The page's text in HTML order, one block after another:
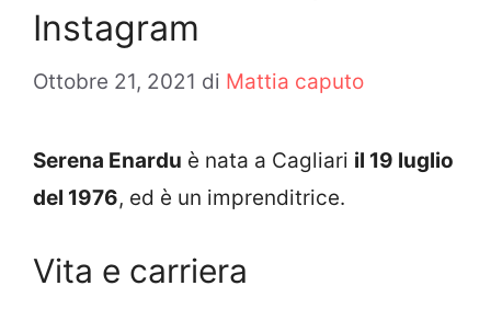
Instagram
Ottobre 21, 2021 di Mattia caputo
Serena Enardu è nata a Cagliari il 19 luglio
del 1976, ed è un imprenditrice.
Vita e carriera